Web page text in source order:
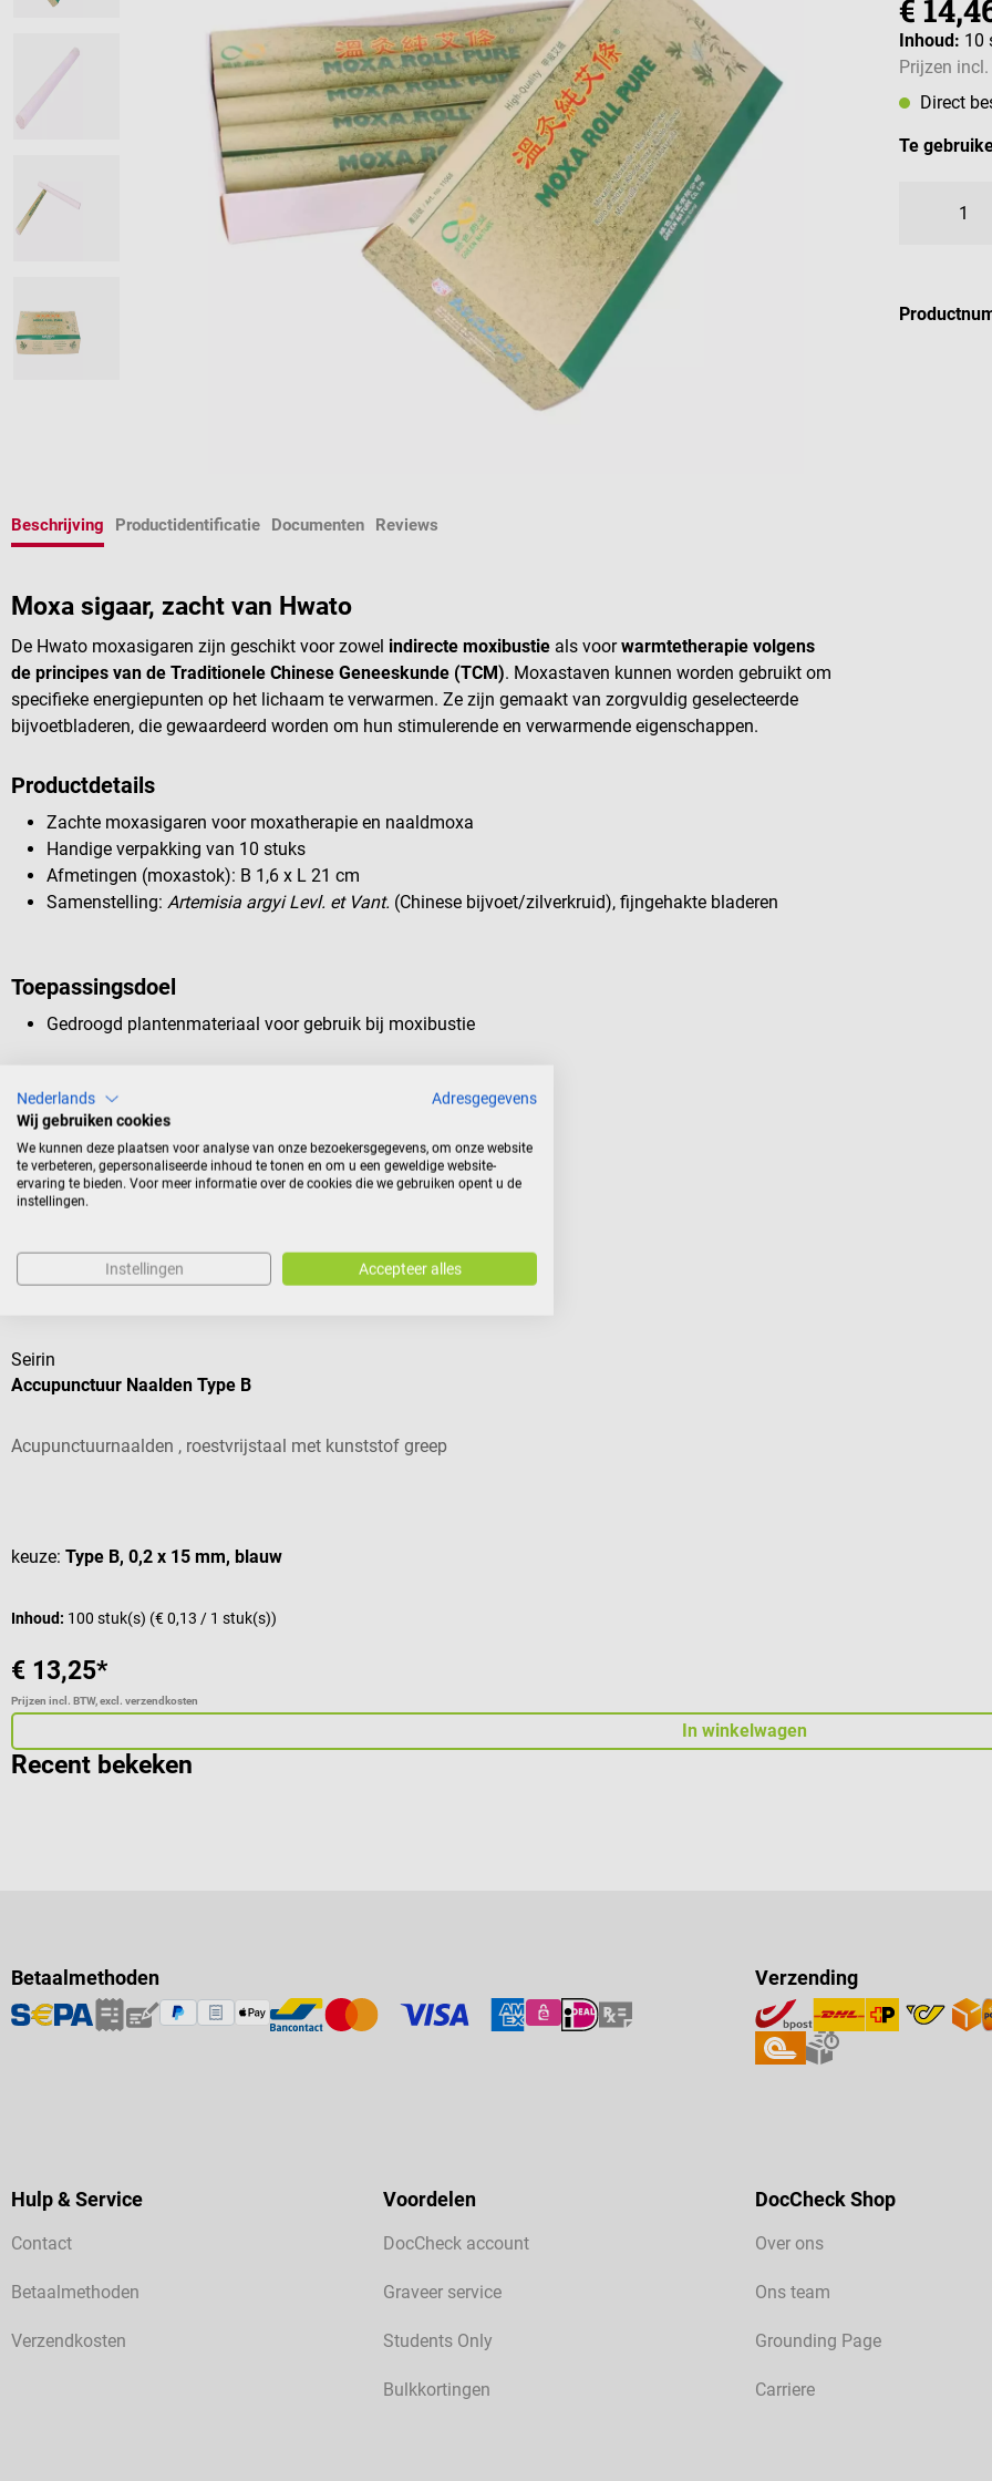
€
Inhoud: 10
Prijzen
Direct
Te
Beschrijving Productidentificatie Documenten Reviews
Moxa sigaar, zacht van Hwato
De Hwato moxasigaren zijn geschikt voor zowel indirecte moxibustie als voorwarmtetherapie volgens
de principes van de Traditionele Chinese Geneeskunde (TCM). Moxastaven kunnen worden gebruikt om
specifieke energiepunten op het lichaam te verwarmen. Ze zijn gemaakt van zorgvuldig geselecteerde
bijvoetbladeren, die gewaardeerd worden om hun stimulerende en verwarmende eigenschappen.
Productdetails
Zachte moxasigaren voor moxatherapie en naaldmoxa
Handige verpakking van 10 stuks
Afmetingen (moxastok): B 1,6 x L 21 cm
Samenstelling: Artemisia argyi Levl. et Vant. (Chinese bijvoet/zilverkruid), fijngehakte bladeren
Toepassingsdoel
Gedroogd plantenmateriaal voor gebruik bij moxibustie
Leveringsomvang
1 verpakking Hwato zachte moxasigaren à 10 stuks
Andere kochten ook
Seirin
Accupunctuur Naalden Type B
Acupunctuurnaalden , roestvrijstaal met kunststof greep
keuze: Type B, 0,2 x 15 mm, blauw
Inhoud: 100 stuk(s) (€ 0,13 / 1 stuk(s))
€ 13,25*
Prijzen incl. BTW, excl. verzendkosten
In winkelwagen
Recent bekeken
Betaalmethoden Verzending
Hulp & Service
Contact
Betaalmethoden
Verzendkosten
Voordelen
DocCheck account
Graveer service
Students Only
Bulkkortingen
DocCheck Shop
Over ons
Ons team
Grounding Page
Carriere
Nederlands
Adresgegevens
Wij gebruiken cookies
We kunnen deze plaatsen voor analyse van onze bezoekersgegevens, om onze website
te verbeteren, gepersonaliseerde inhoud te tonen en om u een geweldige website-
ervaring te bieden. Voor meer informatie over de cookies die we gebruiken opent u de
instellingen.
Instellingen Accepteer alles